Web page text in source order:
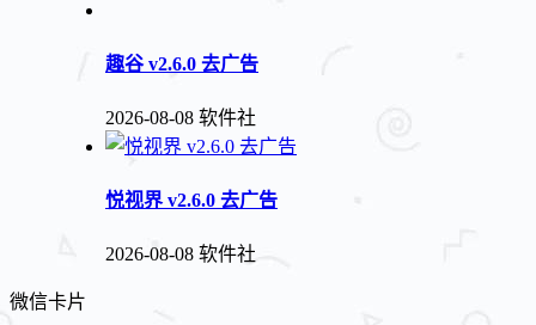
趣谷 v2.6.0 去广告
2026-08-08 软件社
悦视界 v2.6.0 去广告
2026-08-08 软件社
微信卡片